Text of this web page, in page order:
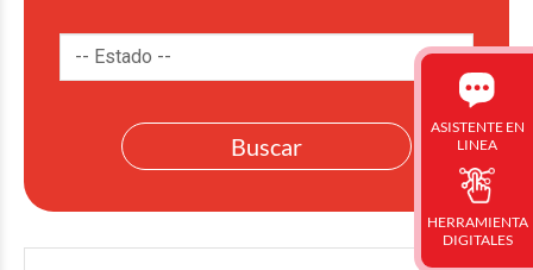
ASISTENTE EN
LINEA
HERRAMIENTA
DIGITALES